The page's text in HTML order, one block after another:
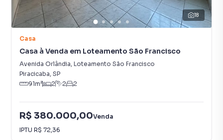
18
Casa
Casa à Venda em Loteamento São Francisco
Avenida Orlândia, Loteamento São Francisco
Piracicaba, SP
91m² 2 2 2
R$ 380.000,00Venda
IPTU R$ 72,36